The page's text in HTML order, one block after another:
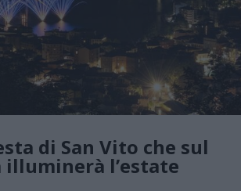
di San Vito che sul
illuminerà l’estate